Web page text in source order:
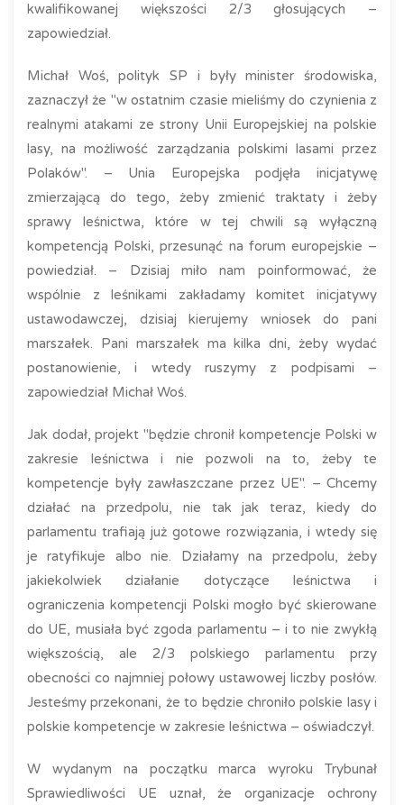
kwalifikowanej większości 2/3 głosujących –
zapowiedział.
Michał Woś, polityk SP i były minister środowiska,
zaznaczył że "w ostatnim czasie mieliśmy do czynienia z
realnymi atakami ze strony Unii Europejskiej na polskie
lasy, na możliwość zarządzania polskimi lasami przez
Polaków". – Unia Europejska podjęła inicjatywę
zmierzającą do tego, żeby zmienić traktaty i żeby
sprawy leśnictwa, które w tej chwili są wyłączną
kompetencją Polski, przesunąć na forum europejskie –
powiedział. – Dzisiaj miło nam poinformować, że
wspólnie z leśnikami zakładamy komitet inicjatywy
ustawodawczej, dzisiaj kierujemy wniosek do pani
marszałek. Pani marszałek ma kilka dni, żeby wydać
postanowienie, i wtedy ruszymy z podpisami –
zapowiedział Michał Woś.
Jak dodał, projekt "będzie chronił kompetencje Polski w
zakresie leśnictwa i nie pozwoli na to, żeby te
kompetencje były zawłaszczane przez UE". – Chcemy
działać na przedpolu, nie tak jak teraz, kiedy do
parlamentu trafiają już gotowe rozwiązania, i wtedy się
je ratyfikuje albo nie. Działamy na przedpolu, żeby
jakiekolwiek działanie dotyczące leśnictwa i
ograniczenia kompetencji Polski mogło być skierowane
do UE, musiała być zgoda parlamentu – i to nie zwykłą
większością, ale 2/3 polskiego parlamentu przy
obecności co najmniej połowy ustawowej liczby posłów.
Jesteśmy przekonani, że to będzie chroniło polskie lasy i
polskie kompetencje w zakresie leśnictwa – oświadczył.
W wydanym na początku marca wyroku Trybunał
Sprawiedliwości UE uznał, że organizacje ochrony